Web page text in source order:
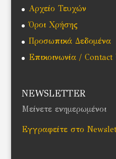
Αρχείο Τευχών
Όροι Χρήσης
Προσωπικά Δεδομένα
Επικοινωνία / Contact
NEWSLETTER
Μείνετε ενημερωμένοι
Εγγραφείτε στο